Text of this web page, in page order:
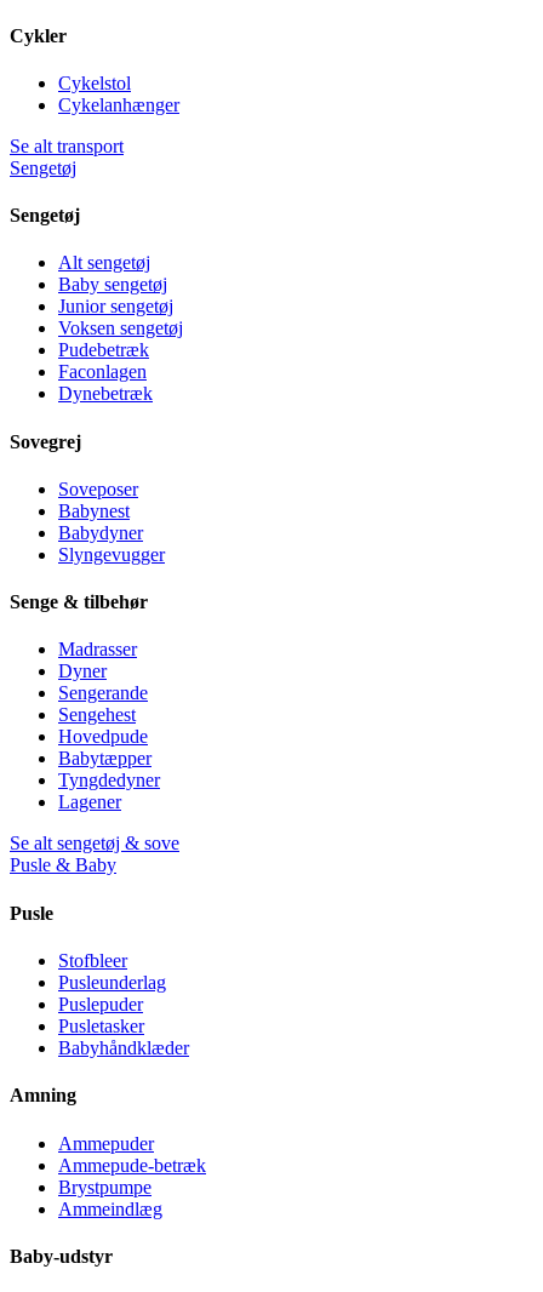
Cykler
Cykelstol
Cykelanhænger
Se alt transport
Sengetøj
Sengetøj
Alt sengetøj
Baby sengetøj
Junior sengetøj
Voksen sengetøj
Pudebetræk
Faconlagen
Dynebetræk
Sovegrej
Soveposer
Babynest
Babydyner
Slyngevugger
Senge & tilbehør
Madrasser
Dyner
Sengerande
Sengehest
Hovedpude
Babytæpper
Tyngdedyner
Lagener
Se alt sengetøj & sove
Pusle & Baby
Pusle
Stofbleer
Pusleunderlag
Puslepuder
Pusletasker
Babyhåndklæder
Amning
Ammepuder
Ammepude-betræk
Brystpumpe
Ammeindlæg
Baby-udstyr